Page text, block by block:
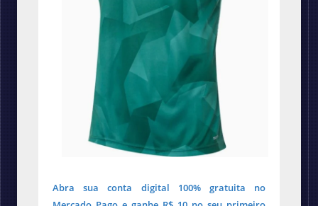
Abra sua conta digital 100% gratuita no